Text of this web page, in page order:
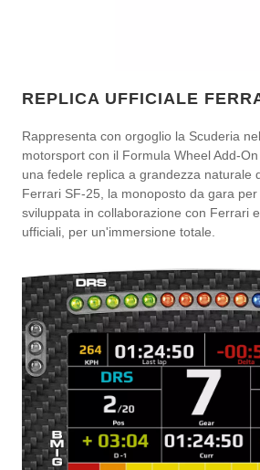
REPLICA UFFICIALE
Rappresenta con orgoglio la Scuderia
motorsport con il Formula Wheel Add-
una fedele replica a grandezza naturale
Ferrari SF-25, la monoposto da gara
sviluppata in collaborazione con Ferrari
ufficiali, per un'immersione totale.